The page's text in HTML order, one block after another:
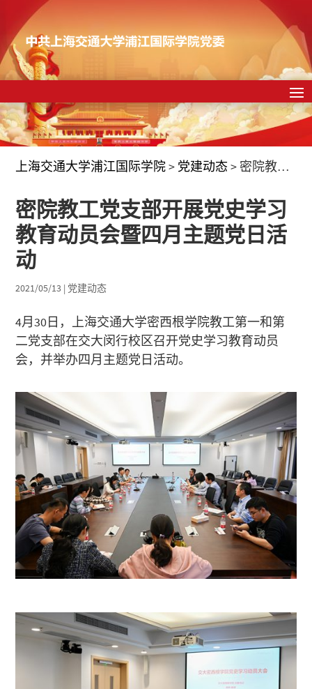
上海交通大学浦江国际学院> 党建动态 > 密院教工党支部开展党史学习教育动员会暨四月主题党日活动
密院教工党支部开展党史学习
教育动员会暨四月主题党日活
动
2021/05/13 | 党建动态
4月30日，上海交通大学密西根学院教工第一和第
二党支部在交大闵行校区召开党史学习教育动员
会，并举办四月主题党日活动。